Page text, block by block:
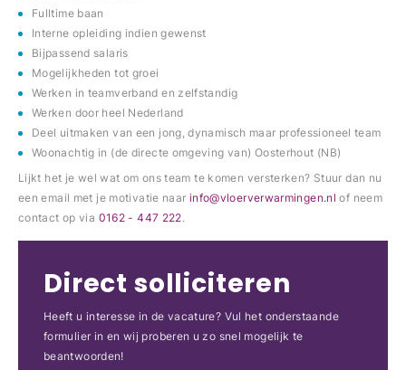
Fulltime baan
Interne opleiding indien gewenst
Bijpassend salaris
Mogelijkheden tot groei
Werken in teamverband en zelfstandig
Werken door heel Nederland
Deel uitmaken van een jong, dynamisch maar professioneel team
Woonachtig in (de directe omgeving van) Oosterhout (NB)
Lijkt het je wel wat om ons team te komen versterken? Stuur dan nu
een email met je motivatie naar info@vloerverwarmingen.nl of neem
contact op via 0162 - 447 222.
Direct solliciteren
Heeft u interesse in de vacature? Vul het onderstaande
formulier in en wij proberen u zo snel mogelijk te
beantwoorden!